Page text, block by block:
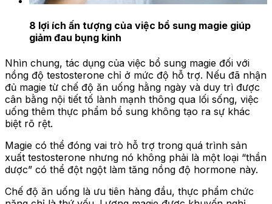
8 lợi ích ấn tượng của việc bổ sung magie giúp
giảm đau bụng kinh
Nhìn chung, tác dụng của việc bổ sung magie đối với
nồng độ testosterone chỉ ở mức độ hỗ trợ. Nếu đã nhận
đủ magie từ chế độ ăn uống hằng ngày và duy trì được
cân bằng nội tiết tố lành mạnh thông qua lối sống, việc
uống thêm thực phẩm bổ sung không tạo ra sự khác
biệt rõ rệt.
Magie có thể đóng vai trò hỗ trợ trong quá trình sản
xuất testosterone nhưng nó không phải là một loại “thần
dược” có thể đột ngột làm tăng nồng độ hormone này.
Chế độ ăn uống là ưu tiên hàng đầu, thực phẩm chức